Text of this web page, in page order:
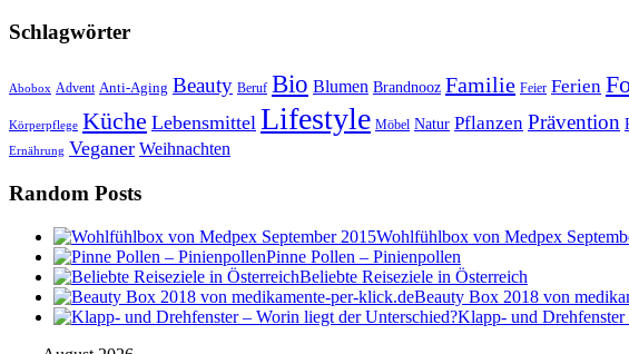
Schlagwörter
Abobox Advent Anti-Aging Beauty Beruf Bio Blumen Brandnooz Familie Feier Ferien
Körperpflege Küche Lebensmittel Lifestyle Möbel Natur Pflanzen Prävention
Ernährung Veganer Weihnachten
Random Posts
Wohlfühlbox von Medpex
Pinne Pollen – Pinienpollen
Beliebte Reiseziele in Österreich
Beauty Box 2018 von
Klapp- und